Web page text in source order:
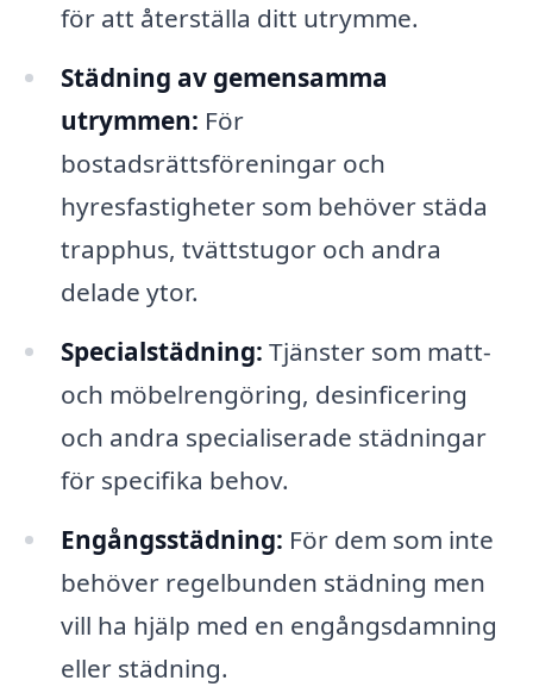
för att återställa ditt utrymme.
Städning av gemensamma
utrymmen: För
bostadsrättsföreningar och
hyresfastigheter som behöver städa
trapphus, tvättstugor och andra
delade ytor.
Specialstädning: Tjänster som matt-
och möbelrengöring, desinficering
och andra specialiserade städningar
för specifika behov.
Engångsstädning: För dem som inte
behöver regelbunden städning men
vill ha hjälp med en engångsdamning
eller städning.